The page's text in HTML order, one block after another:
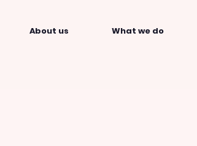
About us What we do